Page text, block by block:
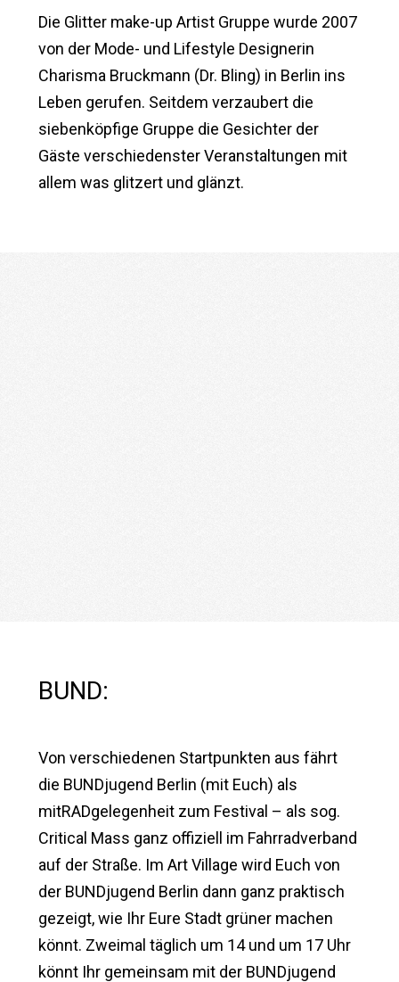
Die Glitter make-up Artist Gruppe wurde 2007
von der Mode- und Lifestyle Designerin
Charisma Bruckmann (Dr. Bling) in Berlin ins
Leben gerufen. Seitdem verzaubert die
siebenköpfige Gruppe die Gesichter der
Gäste verschiedenster Veranstaltungen mit
allem was glitzert und glänzt.
BUND:
Von verschiedenen Startpunkten aus fährt
die BUNDjugend Berlin (mit Euch) als
mitRADgelegenheit zum Festival – als sog.
Critical Mass ganz offiziell im Fahrradverband
auf der Straße. Im Art Village wird Euch von
der BUNDjugend Berlin dann ganz praktisch
gezeigt, wie Ihr Eure Stadt grüner machen
könnt. Zweimal täglich um 14 und um 17 Uhr
könnt Ihr gemeinsam mit der BUNDjugend